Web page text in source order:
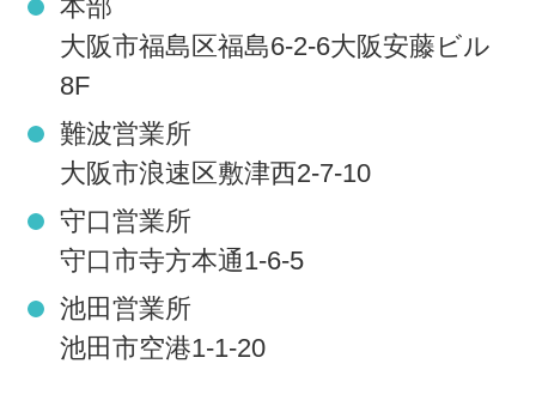
本部
大阪市福島区福島6-2-6大阪安藤ビル
8F
難波営業所
大阪市浪速区敷津西2-7-10
守口営業所
守口市寺方本通1-6-5
池田営業所
池田市空港1-1-20